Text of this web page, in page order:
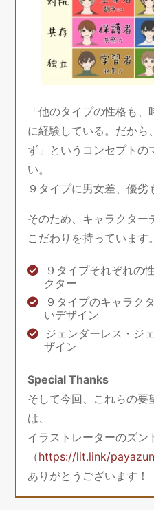
「他のタイプの性格も
に経験している。だから
ず」というコンセプトの
い。
９タイプに男女差、優劣
そのため、キャラクター
こだわりを持っています。
９タイプそれぞれの
クター
９タイプのキャラク
いデザイン
ジェンダーレス・ジ
ザイン
Special Thanks
そして今回、これらの要
は、
イラストレーターのズン
（https://lit.link/payazun
ありがとうございます！